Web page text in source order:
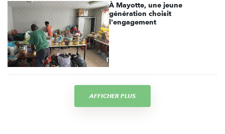
À Mayotte, une jeune
génération choisit
l'engagement
AFFICHER PLUS